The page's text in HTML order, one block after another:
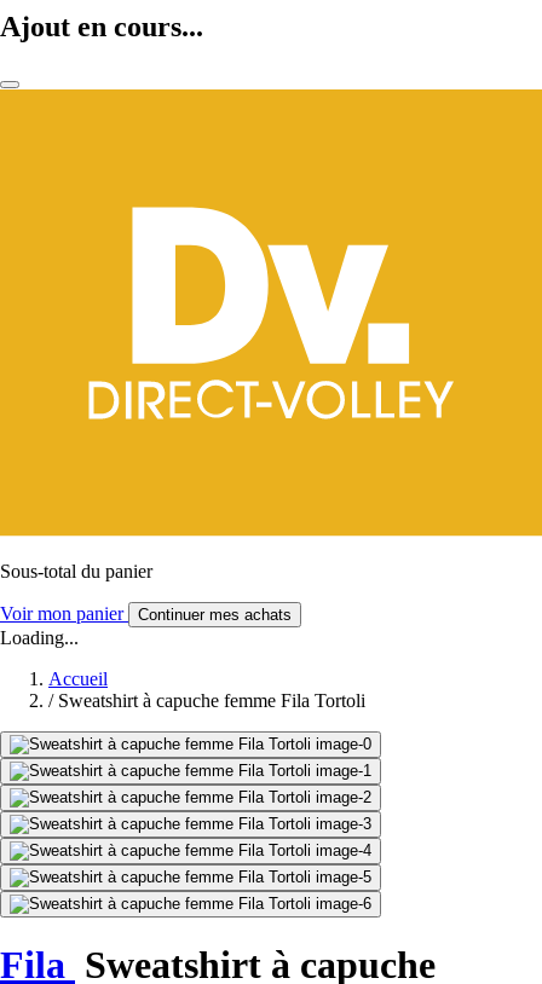
Ajout en cours...
Sous-total du panier
Voir mon panier Continuer mes achats
Loading...
Accueil
/ Sweatshirt à capuche femme Fila Tortoli
Fila Sweatshirt à capuche